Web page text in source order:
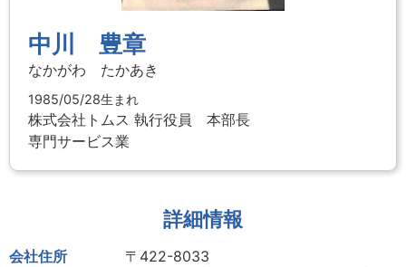
中川 豊章
なかがわ たかあき
1985/05/28生まれ
株式会社トムス 執行役員 本部長
専門サービス業
詳細情報
会社住所
〒422-8033